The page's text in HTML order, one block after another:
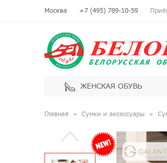
Москва +7 (495) 789-10-59
ЖЕНСКАЯ ОБУВЬ
Главная Сумки и аксессуары